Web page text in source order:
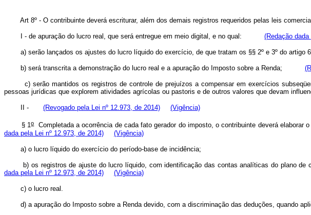
Art 8º - O contribuinte deverá escriturar, além dos demais registros requeridos pelas leis
I - de apuração do lucro real, que será entregue em meio digital, e no qual: (Redação
a) serão lançados os ajustes do lucro líquido do exercício, de que tratam os §§ 2º e 3º do artigo
b) será transcrita a demonstração do lucro real e a apuração do Imposto sobre a Renda;
c) serão mantidos os registros de controle de prejuízos a compensar em exercícios
pessoas jurídicas que explorem atividades agrícolas ou pastoris e de outros valores que devam
II - (Revogado pela Lei nº 12.973, de 2014) (Vigência)
§ 1oCompletada a ocorrência de cada fato gerador do imposto, o contribuinte deverá elaborar
dada pela Lei nº 12.973, de 2014)
(Vigência)
a) o lucro líquido do exercício do período-base de incidência;
b) os registros de ajuste do lucro líquido, com identificação das contas analíticas do plano
dada pela Lei nº 12.973, de 2014)
(Vigência)
c) o lucro real.
d) a apuração do Imposto sobre a Renda devido, com a discriminação das deduções, quando